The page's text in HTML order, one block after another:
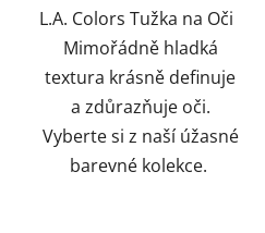
hvězdiček.
L.A. Colors Tužka na Oči
Mimořádně hladká
textura krásně definuje
a zdůrazňuje oči.
Vyberte si z naší úžasné
barevné kolekce.